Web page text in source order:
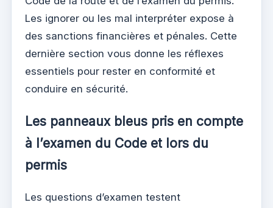
Les ignorer ou les mal interpréter expose à
des sanctions financières et pénales. Cette
dernière section vous donne les réflexes
essentiels pour rester en conformité et
conduire en sécurité.
Les panneaux bleus pris en compte
à l’examen du Code et lors du
permis
Les questions d’examen testent